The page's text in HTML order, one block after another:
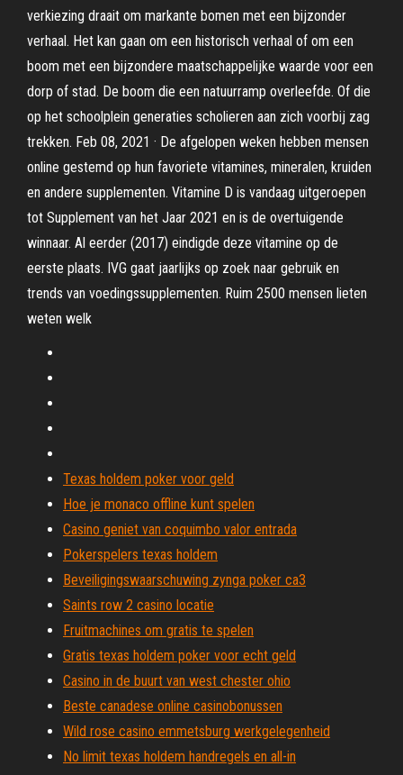
verkiezing draait om markante bomen met een bijzonder
verhaal. Het kan gaan om een historisch verhaal of om een
boom met een bijzondere maatschappelijke waarde voor een
dorp of stad. De boom die een natuurramp overleefde. Of die
op het schoolplein generaties scholieren aan zich voorbij zag
trekken. Feb 08, 2021 · De afgelopen weken hebben mensen
online gestemd op hun favoriete vitamines, mineralen, kruiden
en andere supplementen. Vitamine D is vandaag uitgeroepen
tot Supplement van het Jaar 2021 en is de overtuigende
winnaar. Al eerder (2017) eindigde deze vitamine op de
eerste plaats. IVG gaat jaarlijks op zoek naar gebruik en
trends van voedingssupplementen. Ruim 2500 mensen lieten
weten welk
Texas holdem poker voor geld
Hoe je monaco offline kunt spelen
Casino geniet van coquimbo valor entrada
Pokerspelers texas holdem
Beveiligingswaarschuwing zynga poker ca3
Saints row 2 casino locatie
Fruitmachines om gratis te spelen
Gratis texas holdem poker voor echt geld
Casino in de buurt van west chester ohio
Beste canadese online casinobonussen
Wild rose casino emmetsburg werkgelegenheid
No limit texas holdem handregels en all-in